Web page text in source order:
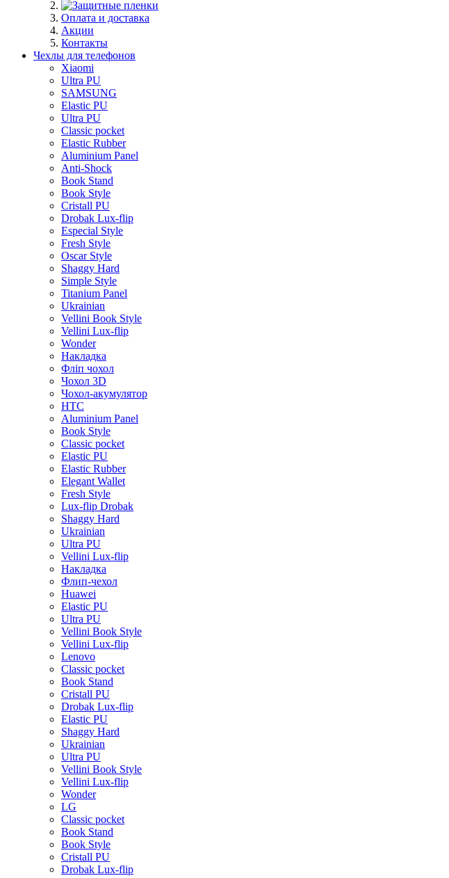
Оплата и доставка
Акции
Контакты
Чехлы для телефонов
Xiaomi
Ultra PU
SAMSUNG
Elastic PU
Ultra PU
Classic pocket
Elastic Rubber
Aluminium Panel
Anti-Shock
Book Stand
Book Style
Cristall PU
Drobak Lux-flip
Especial Style
Fresh Style
Oscar Style
Shaggy Hard
Simple Style
Titanium Panel
Ukrainian
Vellini Book Style
Vellini Lux-flip
Wonder
Накладка
Фліп чохол
Чохол 3D
Чохол-акумулятор
HTC
Aluminium Panel
Book Style
Classic pocket
Elastic PU
Elastic Rubber
Elegant Wallet
Fresh Style
Lux-flip Drobak
Shaggy Hard
Ukrainian
Ultra PU
Vellini Lux-flip
Накладка
Флип-чехол
Huawei
Elastic PU
Ultra PU
Vellini Book Style
Vellini Lux-flip
Lenovo
Classic pocket
Book Stand
Cristall PU
Drobak Lux-flip
Elastic PU
Shaggy Hard
Ukrainian
Ultra PU
Vellini Book Style
Vellini Lux-flip
Wonder
LG
Classic pocket
Book Stand
Book Style
Cristall PU
Drobak Lux-flip